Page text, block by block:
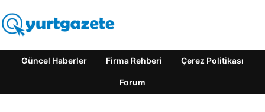
Güncel Haberler Firma Rehberi Çerez Politikası
Forum